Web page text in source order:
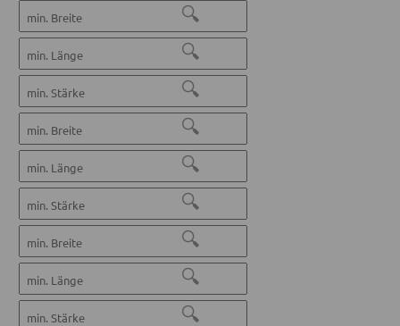
🔍
🔍
🔍
🔍
🔍
🔍
🔍
🔍
🔍